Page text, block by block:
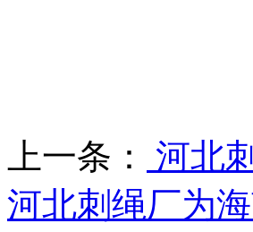
上一条：
河北
河北刺绳厂为